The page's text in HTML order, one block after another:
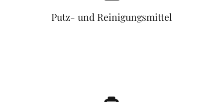
Putz- und Reinigungsmittel